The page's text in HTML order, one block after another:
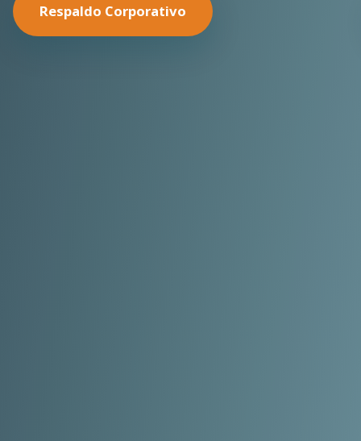
Nuestras Soluciones